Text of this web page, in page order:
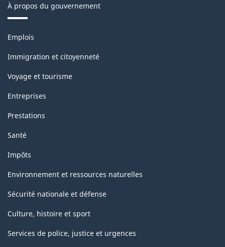
À propos du gouvernement
Thèmes
sujets
Emplois
Immigration et citoyenneté
Voyage et tourisme
Entreprises
Prestations
Santé
Impôts
Environnement et ressources naturelles
Sécurité nationale et défense
Culture, histoire et sport
Services de police, justice et urgences